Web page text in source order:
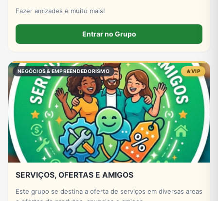
Fazer amizades e muito mais!
Entrar no Grupo
NEGÓCIOS & EMPREENDEDORISMO VIP
SERVIÇOS, OFERTAS E AMIGOS
Este grupo se destina a oferta de serviços em diversas areas